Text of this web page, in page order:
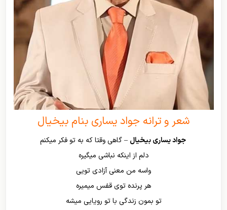
شعر و ترانه جواد یساری بنام بیخیال
جواد یساری بیخیال – گاهی وقتا که به تو فکر میکنم
دلم از اینکه نباشی میگیره
واسه من معنی آزادی تویی
هر پرنده توی قفس میمیره
تو بمون زندگی با تو رویایی میشه